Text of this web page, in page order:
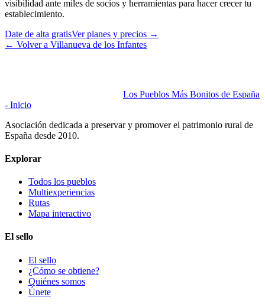
visibilidad ante miles de socios y herramientas para hacer crecer tu
establecimiento.
Date de alta gratisVer planes y precios →
← Volver a Villanueva de los Infantes
Los Pueblos Más Bonitos de España
- Inicio
Asociación dedicada a preservar y promover el patrimonio rural de
España desde 2010.
Explorar
Todos los pueblos
Multiexperiencias
Rutas
Mapa interactivo
El sello
El sello
¿Cómo se obtiene?
Quiénes somos
Únete